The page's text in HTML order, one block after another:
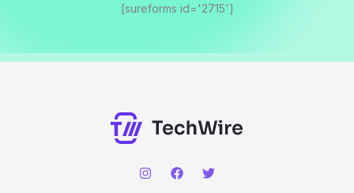
[sureforms id='2715']